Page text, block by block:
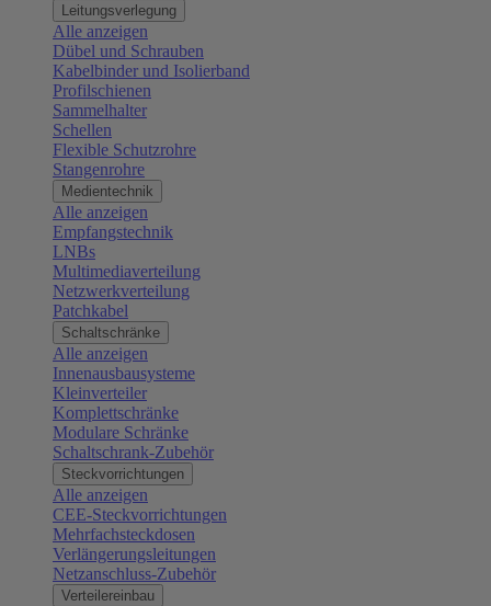
Leitungsverlegung
Alle anzeigen
Dübel und Schrauben
Kabelbinder und Isolierband
Profilschienen
Sammelhalter
Schellen
Flexible Schutzrohre
Stangenrohre
Medientechnik
Alle anzeigen
Empfangstechnik
LNBs
Multimediaverteilung
Netzwerkverteilung
Patchkabel
Schaltschränke
Alle anzeigen
Innenausbausysteme
Kleinverteiler
Komplettschränke
Modulare Schränke
Schaltschrank-Zubehör
Steckvorrichtungen
Alle anzeigen
CEE-Steckvorrichtungen
Mehrfachsteckdosen
Verlängerungsleitungen
Netzanschluss-Zubehör
Verteilereinbau